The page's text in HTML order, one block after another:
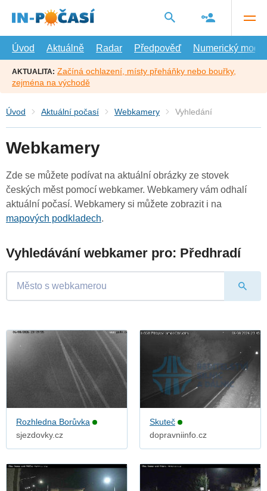
hlavní
Úvod
Aktuálně Radar Předpověď Numerický model
AKTUALITA: Začíná ochlazení, místy přeháňky nebo bouřky,
zejména na východě
Úvod Aktuální počasí Webkamery Vyhledání
Webkamery
Zde se můžete podívat na aktuální obrázky ze stovek
českých měst pomocí webkamer. Webkamery vám odhalí
aktuální počasí. Webkamery si můžete zobrazit i na
mapových podkladech.
Vyhledávání webkamer pro: Předhradí
Rozhledna Borůvka
sjezdovky.cz
Skuteč
dopravniinfo.cz